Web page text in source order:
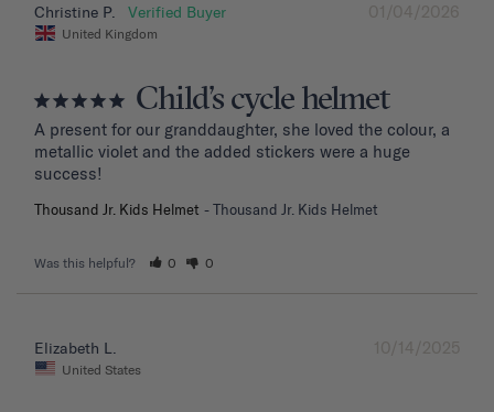
01/04/2026
Christine P.
United Kingdom
Child’s cycle helmet
A present for our granddaughter, she loved the colour, a
metallic violet and the added stickers were a huge
success!
Thousand Jr. Kids Helmet Thousand Jr. Kids Helmet
Was this helpful? 0 0
10/14/2025
Elizabeth L.
United States